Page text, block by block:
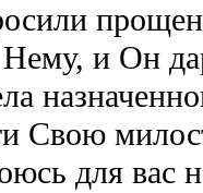
Нему, и Он
Свою
для вас